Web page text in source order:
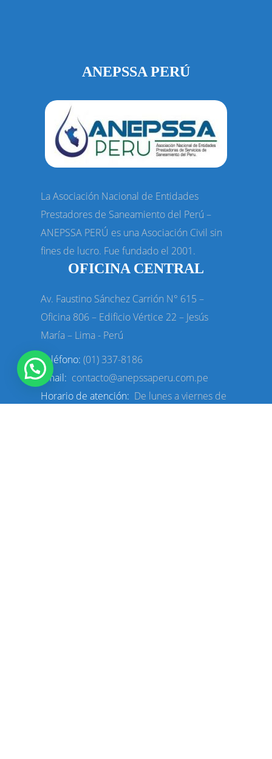
ANEPSSA PERÚ
La Asociación Nacional de Entidades
Prestadores de Saneamiento del Perú –
ANEPSSA PERÚ es una Asociación Civil sin
fines de lucro. Fue fundado el 2001.
OFICINA CENTRAL
Av. Faustino Sánchez Carrión N° 615 –
Oficina 806 – Edificio Vértice 22 – Jesús
María – Lima - Perú
Teléfono: (01) 337-8186
Email: contacto@anepssaperu.com.pe
Horario de atención: De lunes a viernes de